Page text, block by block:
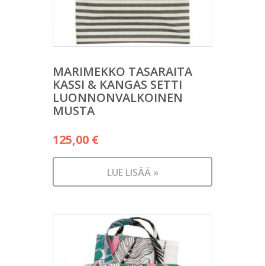
MARIMEKKO TASARAITA
KASSI & KANGAS SETTI
LUONNONVALKOINEN
MUSTA
125,00 €
LUE LISÄÄ »